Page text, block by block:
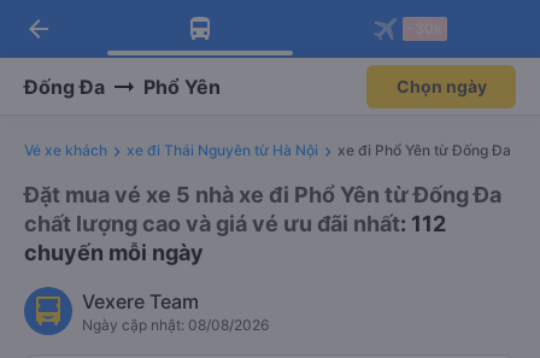
Tải app Vexere ngay!
Nhận ưu đãi thành viên độc
Mở app
Tải app Vexere
-30k/ghế khi đặt vé máy bay qua
Mở app
arrow_back
Đống Đa Phổ Yên Chọn ngày
Vé xe khách xe đi Thái Nguyên từ Hà Nội xe đi Phổ Yên từ Đống Đa
Đặt mua vé xe 5 nhà xe đi Phổ Yên từ Đống Đa
chất lượng cao và giá vé ưu đãi nhất: 112
chuyến mỗi ngày
Vexere Team
Ngày cập nhật: 08/08/2026